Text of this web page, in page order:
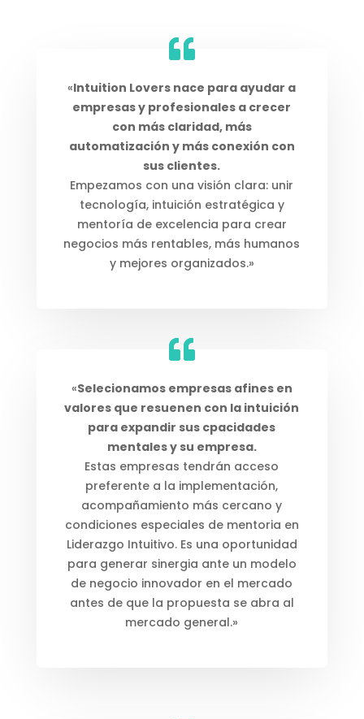
«Intuition Lovers nace para ayudar a
empresas y profesionales a crecer
con más claridad, más
automatización y más conexión con
sus clientes.
Empezamos con una visión clara: unir
tecnología, intuición estratégica y
mentoría de excelencia para crear
negocios más rentables, más humanos
y mejores organizados.»
«Selecionamos empresas afines en
valores que resuenen con la intuición
para expandir sus cpacidades
mentales y su empresa.
Estas empresas tendrán acceso
preferente a la implementación,
acompañamiento más cercano y
condiciones especiales de mentoria en
Liderazgo Intuitivo. Es una oportunidad
para generar sinergia ante un modelo
de negocio innovador en el mercado
antes de que la propuesta se abra al
mercado general.»